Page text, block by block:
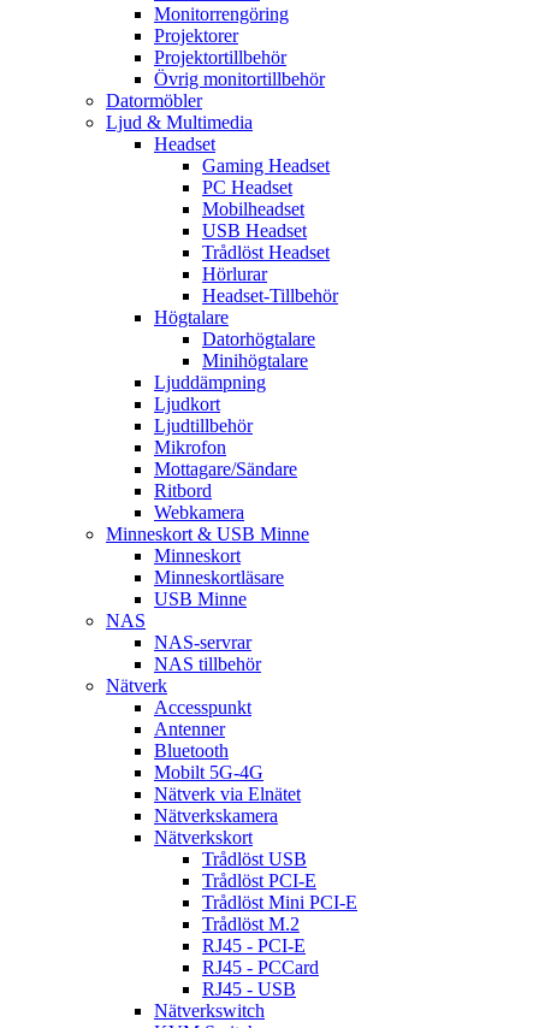
Monitorrengöring
Projektorer
Projektortillbehör
Övrig monitortillbehör
Datormöbler
Ljud & Multimedia
Headset
Gaming Headset
PC Headset
Mobilheadset
USB Headset
Trådlöst Headset
Hörlurar
Headset-Tillbehör
Högtalare
Datorhögtalare
Minihögtalare
Ljuddämpning
Ljudkort
Ljudtillbehör
Mikrofon
Mottagare/Sändare
Ritbord
Webkamera
Minneskort & USB Minne
Minneskort
Minneskortläsare
USB Minne
NAS
NAS-servrar
NAS tillbehör
Nätverk
Accesspunkt
Antenner
Bluetooth
Mobilt 5G-4G
Nätverk via Elnätet
Nätverkskamera
Nätverkskort
Trådlöst USB
Trådlöst PCI-E
Trådlöst Mini PCI-E
Trådlöst M.2
RJ45 - PCI-E
RJ45 - PCCard
RJ45 - USB
Nätverkswitch